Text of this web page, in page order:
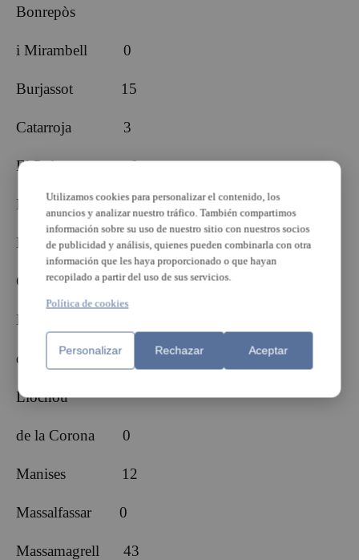
Bonrepòs
i Mirambell 0
Burjassot 15
Catarroja 3
El Puig 0
Emperador 0
Foios 53
Godella 45
La Pobla
de Farnals 49
Llocnou
de la Corona 0
Manises 12
Massalfassar 0
Massamagrell 43
Utilizamos cookies para personalizar el contenido, los
anuncios y analizar nuestro tráfico. También compartimos
información sobre su uso de nuestro sitio con nuestros socios
de publicidad y análisis, quienes pueden combinarla con otra
información que les haya proporcionado o que hayan
recopilado a partir del uso de sus servicios.
Política de cookies
Personalizar Rechazar Aceptar